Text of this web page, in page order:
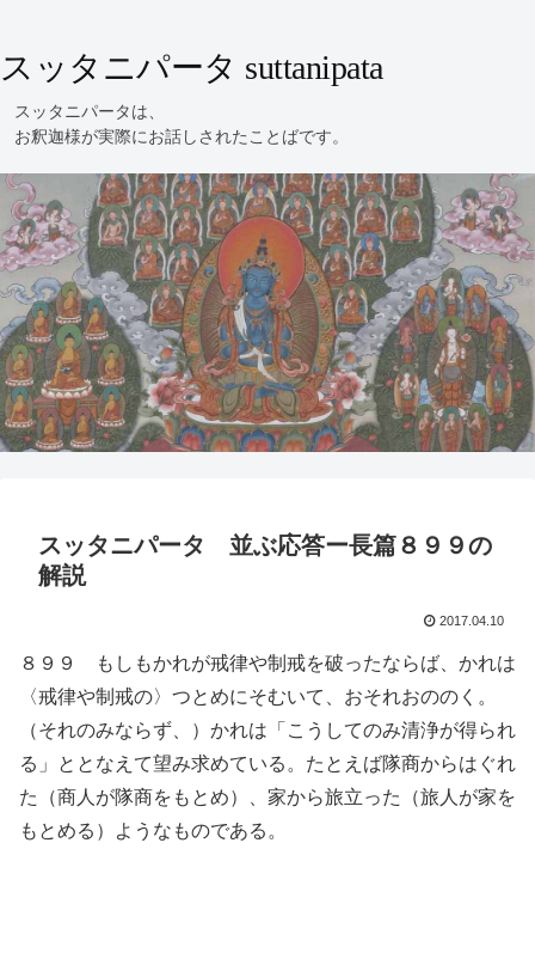
スッタニパータ suttanipata
スッタニパータ 並ぶ応答ー長篇８９９の
解説
2017.04.10
８９９ もしもかれが戒律や制戒を破ったならば、かれは
〈戒律や制戒の〉つとめにそむいて、おそれおののく。
（それのみならず、）かれは「こうしてのみ清浄が得られ
る」ととなえて望み求めている。たとえば隊商からはぐれ
た（商人が隊商をもとめ）、家から旅立った（旅人が家を
もとめる）ようなものである。